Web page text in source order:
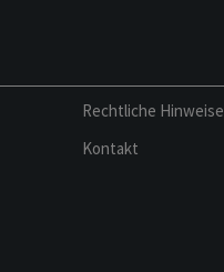
Rechtliche Hinweise
Kontakt